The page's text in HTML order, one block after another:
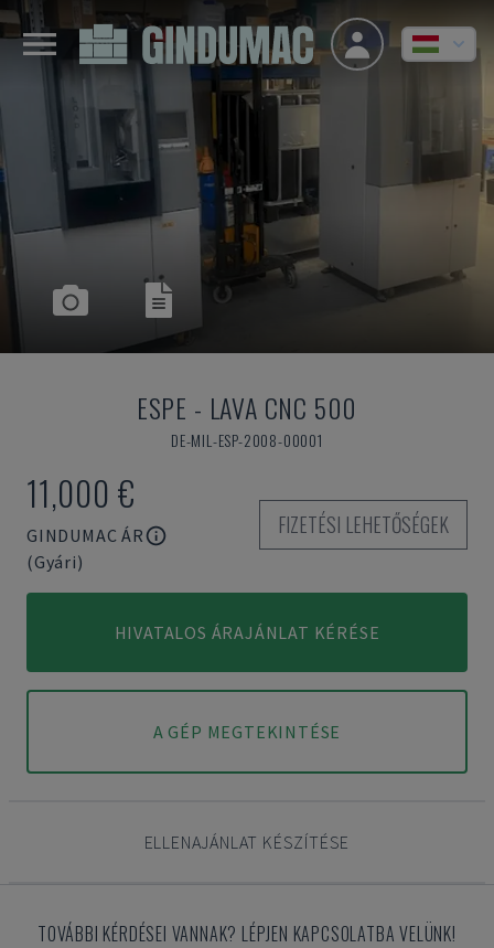
ESPE - LAVA CNC 500
DE-MIL-ESP-2008-00001
11,000 €
GINDUMAC ÁR
(Gyári)
FIZETÉSI LEHETŐSÉGEK
HIVATALOS ÁRAJÁNLAT KÉRÉSE
A GÉP MEGTEKINTÉSE
ELLENAJÁNLAT KÉSZÍTÉSE
TOVÁBBI KÉRDÉSEI VANNAK? LÉPJEN KAPCSOLATBA VELÜNK!